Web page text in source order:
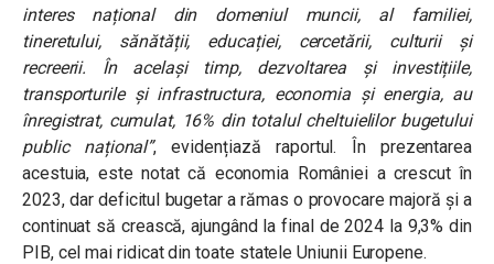
interes național din domeniul muncii, al familiei,
tineretului, sănătății, educației, cercetării, culturii și
recreerii. În același timp, dezvoltarea și investițiile,
transporturile și infrastructura, economia și energia, au
înregistrat, cumulat, 16% din totalul cheltuielilor bugetului
public național”, evidențiază raportul. În prezentarea
acestuia, este notat că economia României a crescut în
2023, dar deficitul bugetar a rămas o provocare majoră și a
continuat să crească, ajungând la final de 2024 la 9,3% din
PIB, cel mai ridicat din toate statele Uniunii Europene.